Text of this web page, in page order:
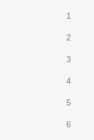
1
2
3
4
5
6